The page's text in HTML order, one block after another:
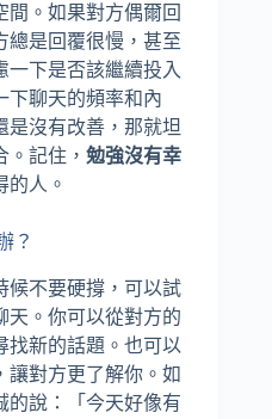
間。如果對方偶爾回
總是回覆很慢，甚至
一下是否該繼續投入
下聊天的頻率和內
是沒有改善，那就坦
記住， 勉強沒有幸
的人。
？
候不要硬撐，可以試
天。你可以從對方的
找新的話題。也可以
讓對方更了解你。如
的說：「今天好像有